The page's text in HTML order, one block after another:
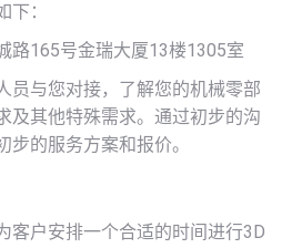
：
路165号金瑞大厦13楼1305室
员与您对接，了解您的机械零部
及其他特殊需求。通过初步的沟
的服务方案和报价。
客户安排一个合适的时间进行3D